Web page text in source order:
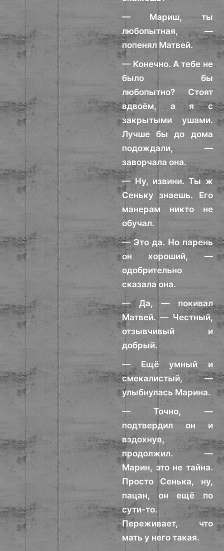
— Мариш, ты
любопытная, —
попенял Матвей.
— Конечно. А тебе не
было бы
любопытно? Стоят
вдвоём, а я с
закрытыми ушами.
Лучше бы до дома
подождали, —
заворчала она.
— Ну, извини. Ты ж
Сеньку знаешь. Его
манерам никто не
обучал.
— Это да. Но парень
он хороший, —
одобрительно
сказала она.
— Да, — покивал
Матвей. — Честный,
отзывчивый и
добрый.
— Ещё умный и
смекалистый, —
улыбнулась Марина.
— Точно, —
подтвердил он и
вздохнув,
продолжил. —
Марин, это не тайна.
Просто Сенька, ну,
пацан, он ещё по
сути-то.
Переживает, что
мать у него такая.